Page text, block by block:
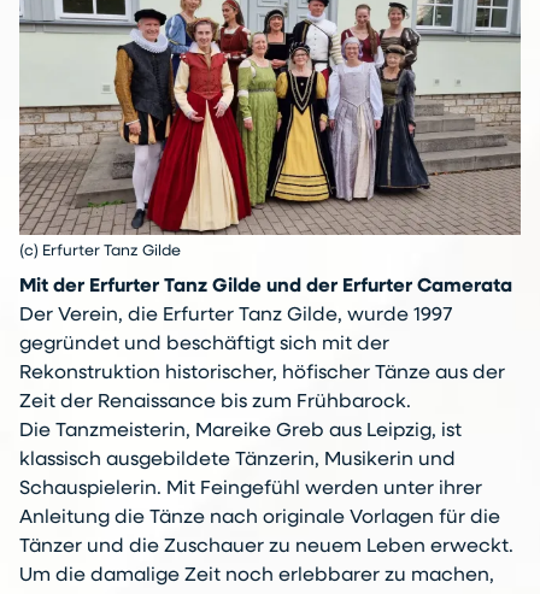
(c) Erfurter Tanz Gilde
Mit der Erfurter Tanz Gilde und der Erfurter Camerata
Der Verein, die Erfurter Tanz Gilde, wurde 1997
gegründet und beschäftigt sich mit der
Rekonstruktion historischer, höfischer Tänze aus der
Zeit der Renaissance bis zum Frühbarock.
Die Tanzmeisterin, Mareike Greb aus Leipzig, ist
klassisch ausgebildete Tänzerin, Musikerin und
Schauspielerin. Mit Feingefühl werden unter ihrer
Anleitung die Tänze nach originale Vorlagen für die
Tänzer und die Zuschauer zu neuem Leben erweckt.
Um die damalige Zeit noch erlebbarer zu machen,